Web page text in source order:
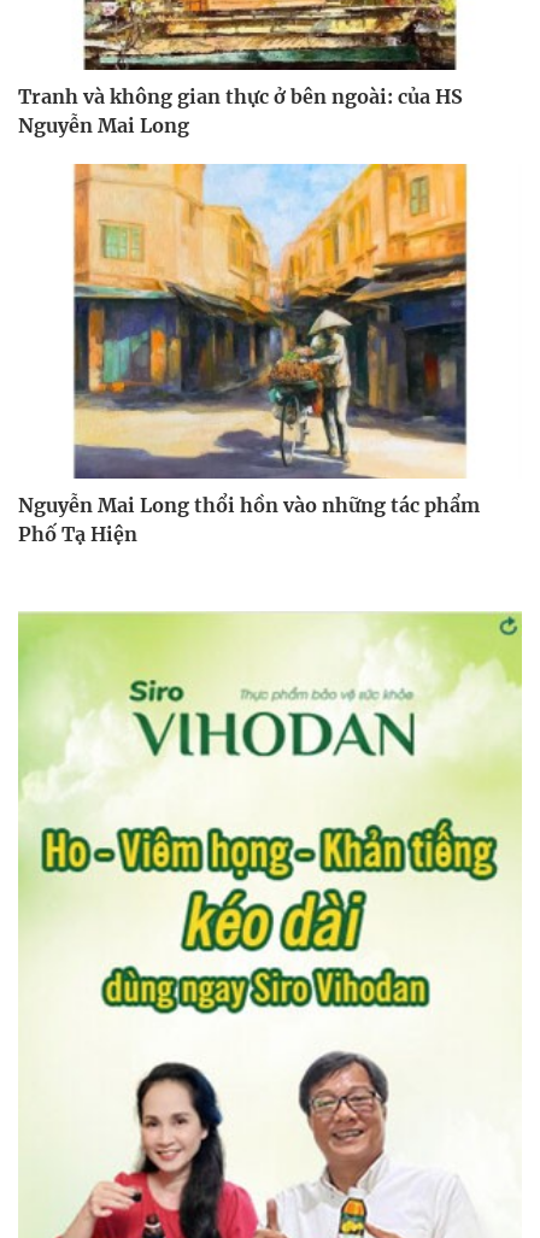
Tranh và không gian thực ở bên ngoài: của HS
Nguyễn Mai Long
Nguyễn Mai Long thổi hồn vào những tác phẩm
Phố Tạ Hiện